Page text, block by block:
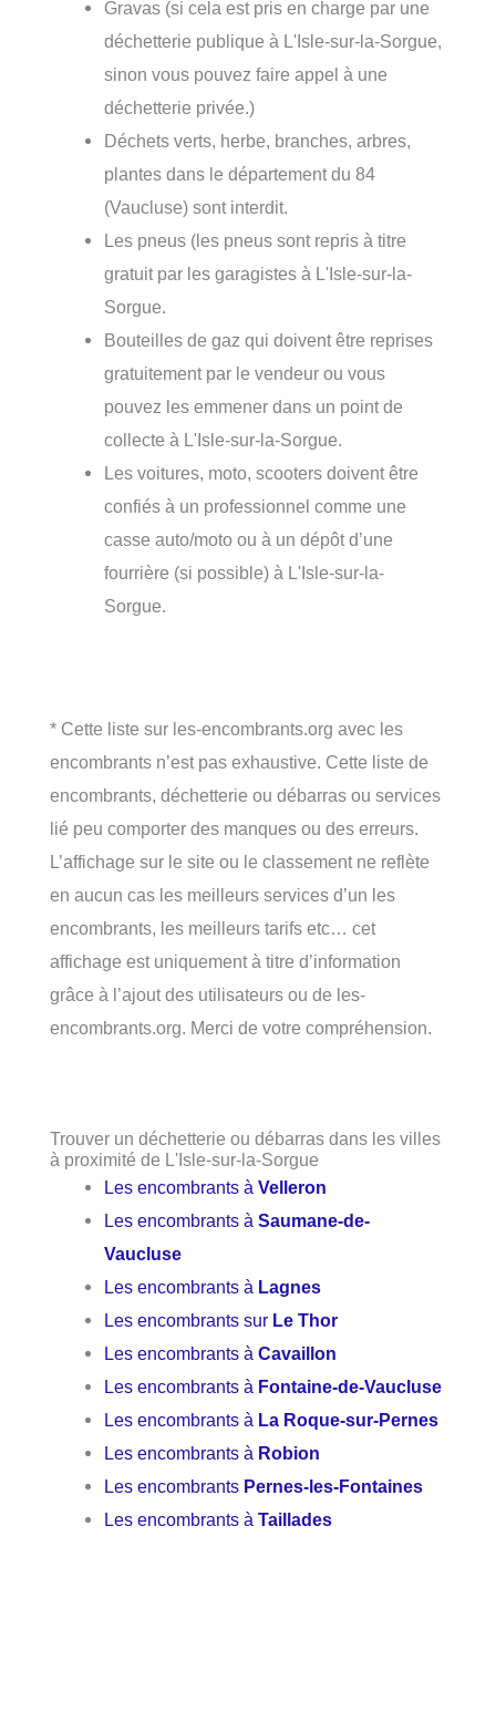
Gravas (si cela est pris en charge par une
déchetterie publique à L'Isle-sur-la-Sorgue,
sinon vous pouvez faire appel à une
déchetterie privée.)
Déchets verts, herbe, branches, arbres,
plantes dans le département du 84
(Vaucluse) sont interdit.
Les pneus (les pneus sont repris à titre
gratuit par les garagistes à L'Isle-sur-la-
Sorgue.
Bouteilles de gaz qui doivent être reprises
gratuitement par le vendeur ou vous
pouvez les emmener dans un point de
collecte à L'Isle-sur-la-Sorgue.
Les voitures, moto, scooters doivent être
confiés à un professionnel comme une
casse auto/moto ou à un dépôt d’une
fourrière (si possible) à L'Isle-sur-la-
Sorgue.
* Cette liste sur les-encombrants.org avec les
encombrants n’est pas exhaustive. Cette liste de
encombrants, déchetterie ou débarras ou services
lié peu comporter des manques ou des erreurs.
L’affichage sur le site ou le classement ne reflète
en aucun cas les meilleurs services d’un les
encombrants, les meilleurs tarifs etc… cet
affichage est uniquement à titre d’information
grâce à l’ajout des utilisateurs ou de les-
encombrants.org. Merci de votre compréhension.
Trouver un déchetterie ou débarras dans les villes
à proximité de L'Isle-sur-la-Sorgue
Les encombrants àVelleron
Les encombrants àSaumane-de-
Vaucluse
Les encombrants à Lagnes
Les encombrants sur Le Thor
Les encombrants àCavaillon
Les encombrants à Fontaine-de-Vaucluse
Les encombrants à La Roque-sur-Pernes
Les encombrants à Robion
Les encombrants Pernes-les-Fontaines
Les encombrants àTaillades